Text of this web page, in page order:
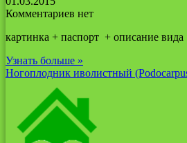
Комментариев нет
картинка + паспорт + описание вида
Узнать больше »
Ногоплодник иволистный